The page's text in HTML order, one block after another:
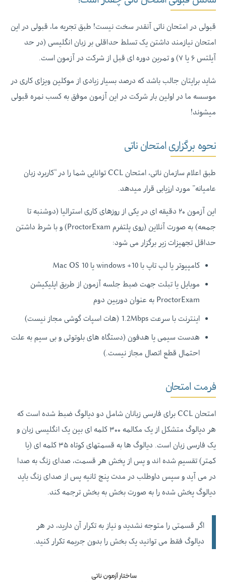
قبولی در امتحان ناتی آنقدر سخت نیست! طبق تجربه ما، قبولی در این
امتحان نیازمند داشتن یک تسلط حداقلی بر زبان انگلیسی (در حد
آیلتس ۶ یا ۷) و تمرین دوره ای قبل از شرکت در آزمون است.
شاید برایتان جالب باشد که درصد بسیار زیادی از موکلین ویزای کاری در
موسسه ما در اولین بار شرکت در این آزمون موفق به کسب نمره قبولی
میشوند!
نحوه برگزاری امتحان ناتی
طبق اعلام سازمان ناتی، امتحان CCL توانایی شما را در “کاربرد زبان
عامیانه” مورد ارزیابی قرار میدهد.
این آزمون ۲۰ دقیقه ای در یکی از روزهای کاری استرالیا (دوشنبه تا
جمعه) به صورت آنلاین (روی پلتفرم ProctorExam) و با شرط داشتن
حداقل تجهیزات زیر برگزار می شود:
کامپیوتر یا لپ تاپ با windows +10 یا Mac OS 10
موبایل یا تبلت جهت ضبط جلسه آزمون از طریق اپلیکیشن
ProctorExam به عنوان دوربین دوم
اینترنت با سرعت 1.2Mbps (هات اسپات گوشی مجاز نیست)
هدست سیمی یا هدفون (دستگاه های بلوتوثی و بی سیم به علت
احتمال قطع اتصال مجاز نیست.)
فرمت امتحان
امتحان CCL برای فارسی زبانان شامل دو دیالوگ ضبط شده است که
هر دیالوگ متشکل از یک مکالمه ۳۰۰ کلمه ای بین یک انگلیسی زبان و
یک فارسی زبان است. دیالوگ ها به قسمتهای کوتاه ۳۵ کلمه ای (یا
کمتر)‌ تقسیم شده اند و پس از پخش هر قسمت، صدای زنگ به صدا
در می آید و سپس داوطلب در مدت پنج ثانیه پس از صدای زنگ باید
دیالوگ پخش شده را به صورت بخش به بخش ترجمه کند.
اگر قسمتی را متوجه نشدید و نیاز به تکرار آن دارید، در هر
دیالوگ فقط می توانید یک بخش را بدون جریمه تکرار کنید.